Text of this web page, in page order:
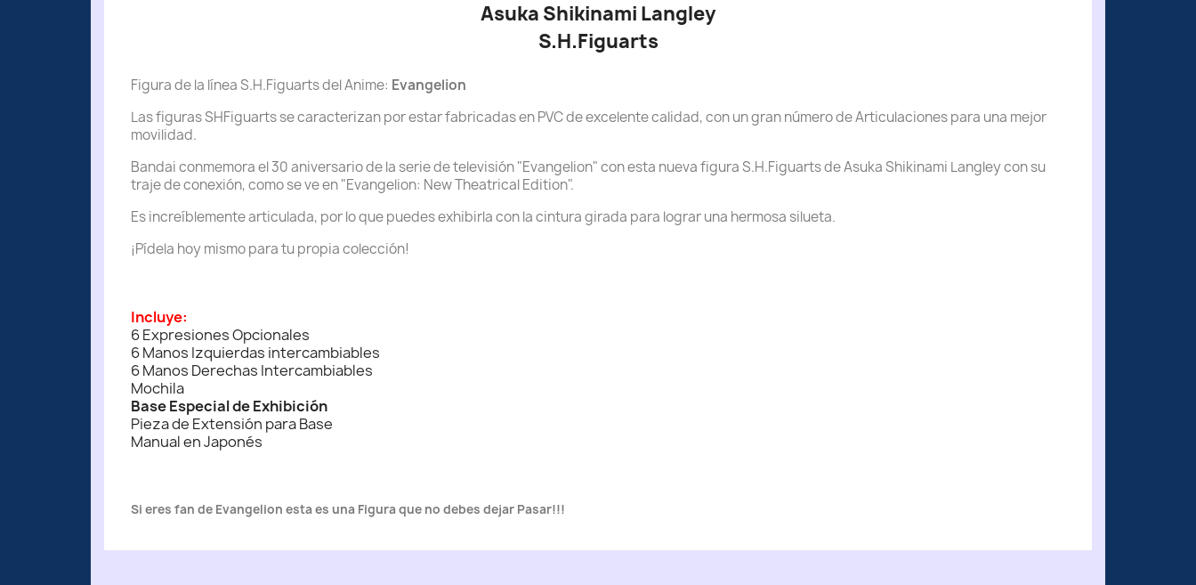
Asuka Shikinami Langley
S.H.Figuarts
Figura de la línea S.H.Figuarts del Anime: Evangelion
Las figuras SHFiguarts se caracterizan por estar fabricadas en PVC de excelente calidad, con un gran número de Articulaciones para una mejor
movilidad.
Bandai conmemora el 30 aniversario de la serie de televisión "Evangelion" con esta nueva figura S.H.Figuarts de Asuka Shikinami Langley con su
traje de conexión, como se ve en "Evangelion: New Theatrical Edition".
Es increíblemente articulada, por lo que puedes exhibirla con la cintura girada para lograr una hermosa silueta.
¡Pídela hoy mismo para tu propia colección!
Incluye:
6 Expresiones Opcionales
6 Manos Izquierdas intercambiables
6 Manos Derechas Intercambiables
Mochila
Base Especial de Exhibición
Pieza de Extensión para Base
Manual en Japonés
Si eres fan de Evangelion esta es una Figura que no debes dejar Pasar!!!